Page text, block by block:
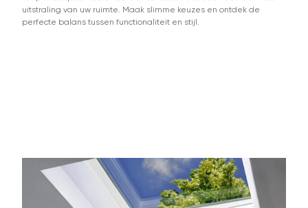
uitstraling van uw ruimte. Maak slimme keuzes en ontdek de
perfecte balans tussen functionaliteit en stijl.